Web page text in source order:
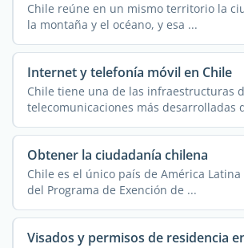
Chile reúne en un mismo territorio la
la montaña y el océano, y esa ...
Internet y telefonía móvil en Chile
Chile tiene una de las infraestructuras
telecomunicaciones más desarrolladas
Latina, ...
Obtener la ciudadanía chilena
Chile es el único país de América
del Programa de Exención de ...
Visados y permisos de residencia